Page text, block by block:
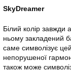
SkyDreamer
Білий колір завжди
ньому закладений
саме символізує
непорушеної
також може